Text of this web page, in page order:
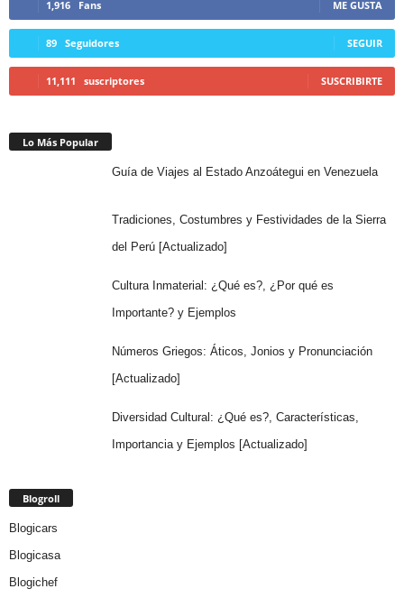
1,916 Fans ME GUSTA
89 Seguidores SEGUIR
11,111 suscriptores SUSCRIBIRTE
Lo Más Popular
Guía de Viajes al Estado Anzoátegui en Venezuela
Tradiciones, Costumbres y Festividades de la Sierra
del Perú [Actualizado]
Cultura Inmaterial: ¿Qué es?, ¿Por qué es
Importante? y Ejemplos
Números Griegos: Áticos, Jonios y Pronunciación
[Actualizado]
Diversidad Cultural: ¿Qué es?, Características,
Importancia y Ejemplos [Actualizado]
Blogroll
Blogicars
Blogicasa
Blogichef